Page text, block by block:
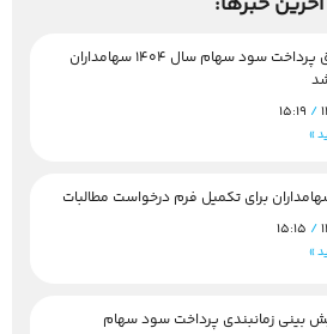
زمان دقیق پرداخت سود سهام سال 1404 سهامداران
»
برای تکمیل فرم درخواست مطالبات
»
بینی زمانبندی پرداخت سود سهام